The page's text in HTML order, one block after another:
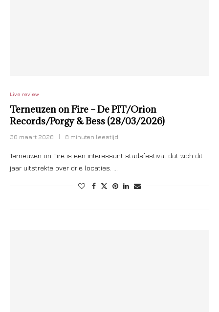
Live review
Terneuzen on Fire – De PIT/Orion
Records/Porgy & Bess (28/03/2026)
30 maart 2026 8 minuten leestijd
Terneuzen on Fire is een interessant stadsfestival dat zich dit
jaar uitstrekte over drie locaties. …